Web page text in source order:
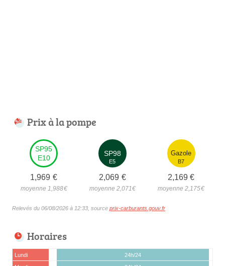
Prix à la pompe
SP95
E10
1,969 €
moyenne 1,988€
SP98
E5
2,069 €
moyenne 2,071€
Gazole
B7
2,169 €
moyenne 2,175€
Relevés du 06/08/2026 à 12:33, source prix-carburants.gouv.fr
Horaires
Lundi
24h/24